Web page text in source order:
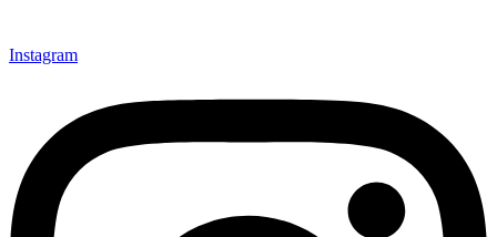
Instagram